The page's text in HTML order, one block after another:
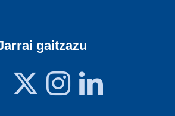
gaitzazu